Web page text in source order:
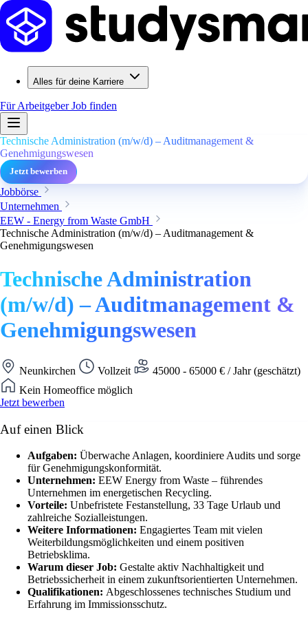
Alles für deine Karriere
Für ArbeitgeberJob finden
Technische Administration (m/w/d) – Auditmanagement &
Genehmigungswesen
Jetzt bewerben
Jobbörse
Unternehmen
EEW - Energy from Waste GmbH
Technische Administration (m/w/d) – Auditmanagement &
Genehmigungswesen
Technische Administration
(m/w/d) – Auditmanagement &
Genehmigungswesen
Neunkirchen Vollzeit
45000 - 65000 € / Jahr (geschätzt)
Kein Homeoffice möglich
Jetzt bewerben
Auf einen Blick
Aufgaben: Überwache Anlagen, koordiniere Audits und sorge
für Genehmigungskonformität.
Unternehmen: EEW Energy from Waste – führendes
Unternehmen im energetischen Recycling.
Vorteile: Unbefristete Festanstellung, 33 Tage Urlaub und
zahlreiche Sozialleistungen.
Weitere Informationen: Engagiertes Team mit vielen
Weiterbildungsmöglichkeiten und einem positiven
Betriebsklima.
Warum dieser Job: Gestalte aktiv Nachhaltigkeit und
Betriebssicherheit in einem zukunftsorientierten Unternehmen.
Qualifikationen: Abgeschlossenes technisches Studium und
Erfahrung im Immissionsschutz.